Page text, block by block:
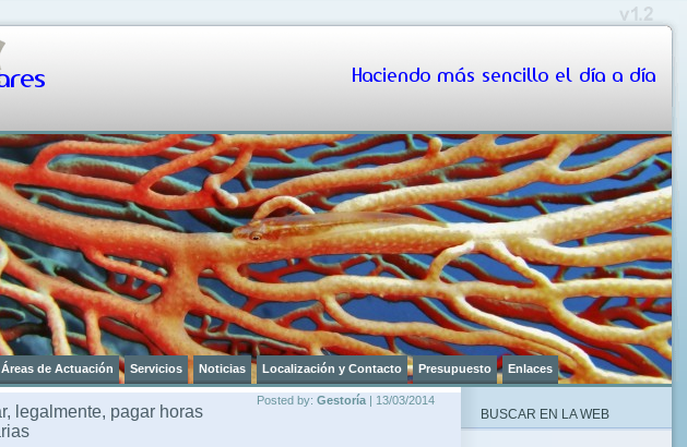
Haciendo más sencillo el día a día
Áreas de Actuación Servicios Noticias Localización y Contacto Presupuesto Enlaces
Posted by: Gestoría | 13/03/2014
legalmente, pagar horas
BUSCAR EN LA WEB